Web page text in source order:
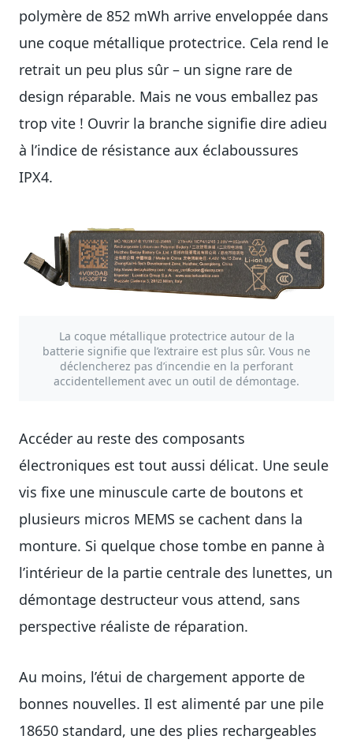
polymère de 852 mWh arrive enveloppée dans
une coque métallique protectrice. Cela rend le
retrait un peu plus sûr – un signe rare de
design réparable. Mais ne vous emballez pas
trop vite ! Ouvrir la branche signifie dire adieu
à l’indice de résistance aux éclaboussures
IPX4.
La coque métallique protectrice autour de la
batterie signifie que l’extraire est plus sûr. Vous ne
déclencherez pas d’incendie en la perforant
accidentellement avec un outil de démontage.
Accéder au reste des composants
électroniques est tout aussi délicat. Une seule
vis fixe une minuscule carte de boutons et
plusieurs micros MEMS se cachent dans la
monture. Si quelque chose tombe en panne à
l’intérieur de la partie centrale des lunettes, un
démontage destructeur vous attend, sans
perspective réaliste de réparation.
Au moins, l’étui de chargement apporte de
bonnes nouvelles. Il est alimenté par une pile
18650 standard, une des plies rechargeables